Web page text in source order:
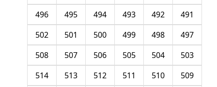
491
492
493
494
495
496
497
498
499
500
501
502
503
504
505
506
507
508
509
510
511
512
513
514